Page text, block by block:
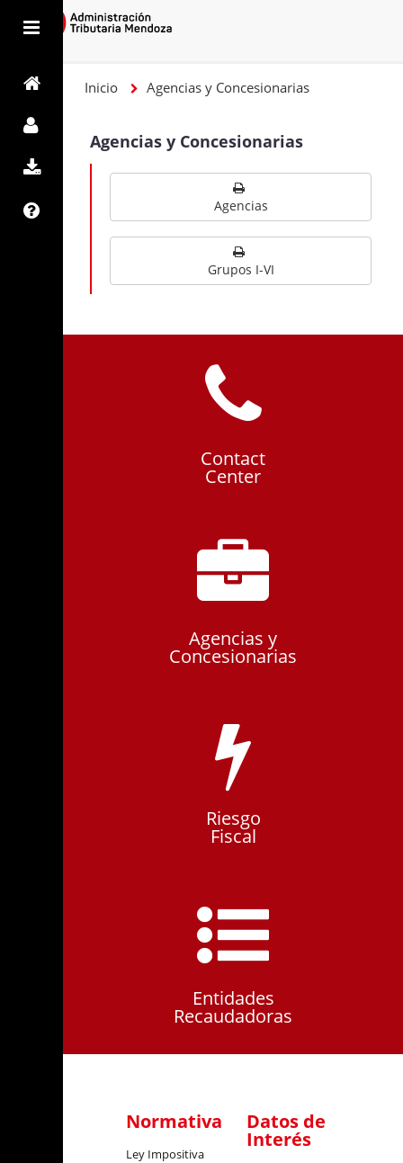
Inicio Agencias y Concesionarias
Agencias y Concesionarias
Agencias
Grupos I-VI
Contact
Center
Agencias y
Concesionarias
Riesgo
Fiscal
Entidades
Recaudadoras
Normativa
Ley Impositiva
Datos de
Interés